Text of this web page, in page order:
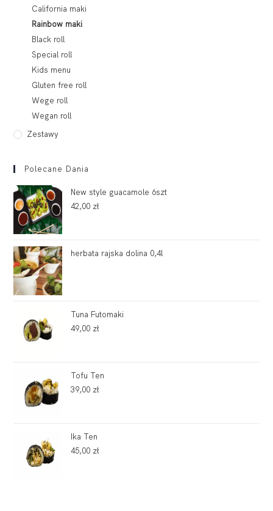
California maki
Rainbow maki
Black roll
Special roll
Kids menu
Gluten free roll
Wege roll
Wegan roll
Zestawy
Polecane Dania
New style guacamole 6szt
42,00 zł
herbata rajska dolina 0,4l
Tuna Futomaki
49,00 zł
Tofu Ten
39,00 zł
Ika Ten
45,00 zł